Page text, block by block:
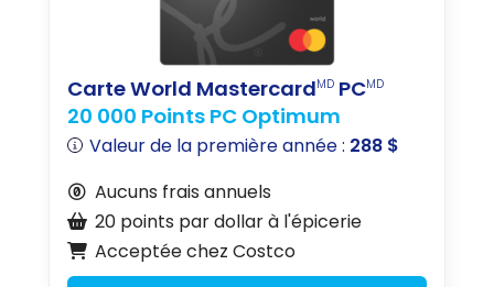
Carte World MastercardMDPCMD
20 000 Points PC Optimum
Valeur de la première année : 288 $
Aucuns frais annuels
20 points par dollar à l'épicerie
Acceptée chez Costco